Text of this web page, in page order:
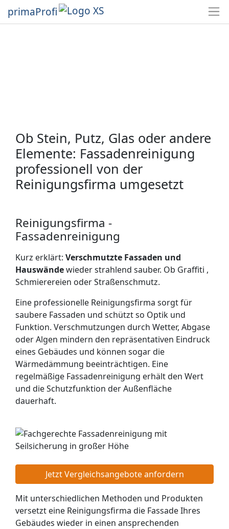
primaProfi
Ob Stein, Putz, Glas oder andere
Elemente: Fassadenreinigung
professionell von der
Reinigungsfirma umgesetzt
Reinigungsfirma -
Fassadenreinigung
Kurz erklärt: Verschmutzte Fassaden und
Hauswändewieder strahlend sauber. Ob Graffiti ,
Schmierereien oder Straßenschmutz.
Eine professionelle Reinigungsfirma sorgt für
saubere Fassaden und schützt so Optik und
Funktion. Verschmutzungen durch Wetter, Abgase
oder Algen mindern den repräsentativen Eindruck
eines Gebäudes und können sogar die
Wärmedämmung beeinträchtigen. Eine
regelmäßige Fassadenreinigung erhält den Wert
und die Schutzfunktion der Außenfläche
dauerhaft.
Jetzt Vergleichsangebote anfordern
Mit unterschiedlichen Methoden und Produkten
versetzt eine Reinigungsfirma die Fassade Ihres
Gebäudes wieder in einen ansprechenden